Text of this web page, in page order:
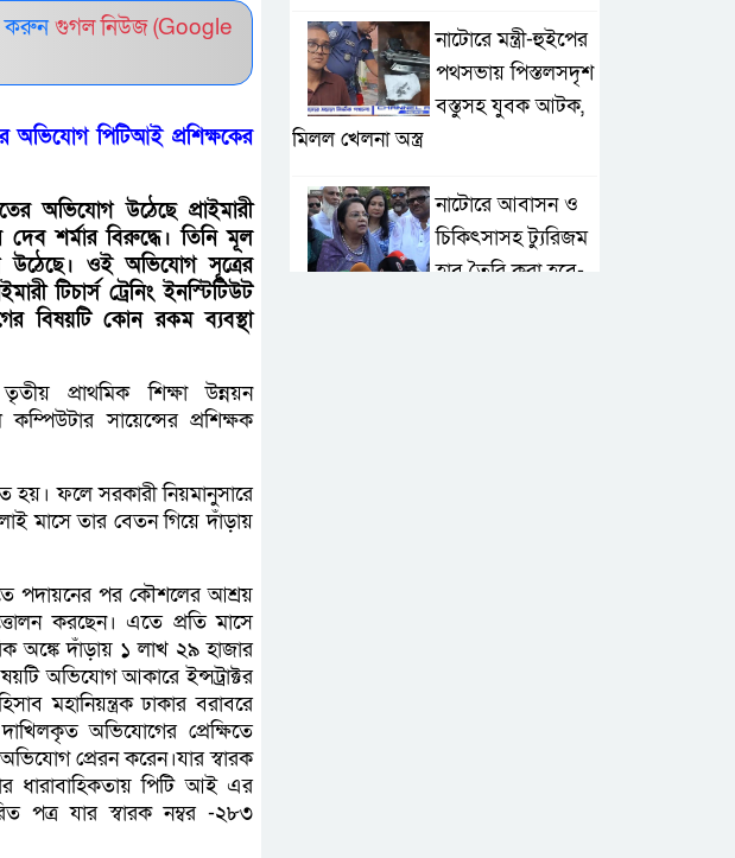
করুনগুগল নিউজ (Google
অভিযোগ পিটিআই প্রশিক্ষকের
অভিযোগ উঠেছে প্রাইমারী
দেব শর্মার বিরুদ্ধে। তিনি মূল
উঠেছে। ওই অভিযোগ সূত্রের
টিচার্স ট্রেনিং ইনস্টিটিউট
বিষয়টি কোন রকম ব্যবস্থা
প্রাথমিক শিক্ষা উন্নয়ন
সায়েন্সের প্রশিক্ষক
হয়। ফলে সরকারী নিয়মানুসারে
মাসে তার বেতন গিয়ে দাঁড়ায়
পদায়নের পর কৌশলের আশ্রয়
করছেন। এতে প্রতি মাসে
অঙ্কে দাঁড়ায় ১ লাখ ২৯ হাজার
অভিযোগ আকারে ইন্সট্রাক্টর
মহানিয়ন্ত্রক ঢাকার বরাবরে
অভিযোগের প্রেক্ষিতে
প্রেরন করেন।যার স্বারক
ধারাবাহিকতায় পিটি আই এর
পত্র যার স্বারক নম্বর -২৮৩
নাটোরে মন্ত্রী-হুইপের
পথসভায় পিস্তলসদৃশ
বস্তুসহ যুবক আটক,
মিলল খেলনা অস্ত্র
নাটোরে আবাসন ও
চিকিৎসাসহ ট্যুরিজম
হাব তৈরি করা হবে-